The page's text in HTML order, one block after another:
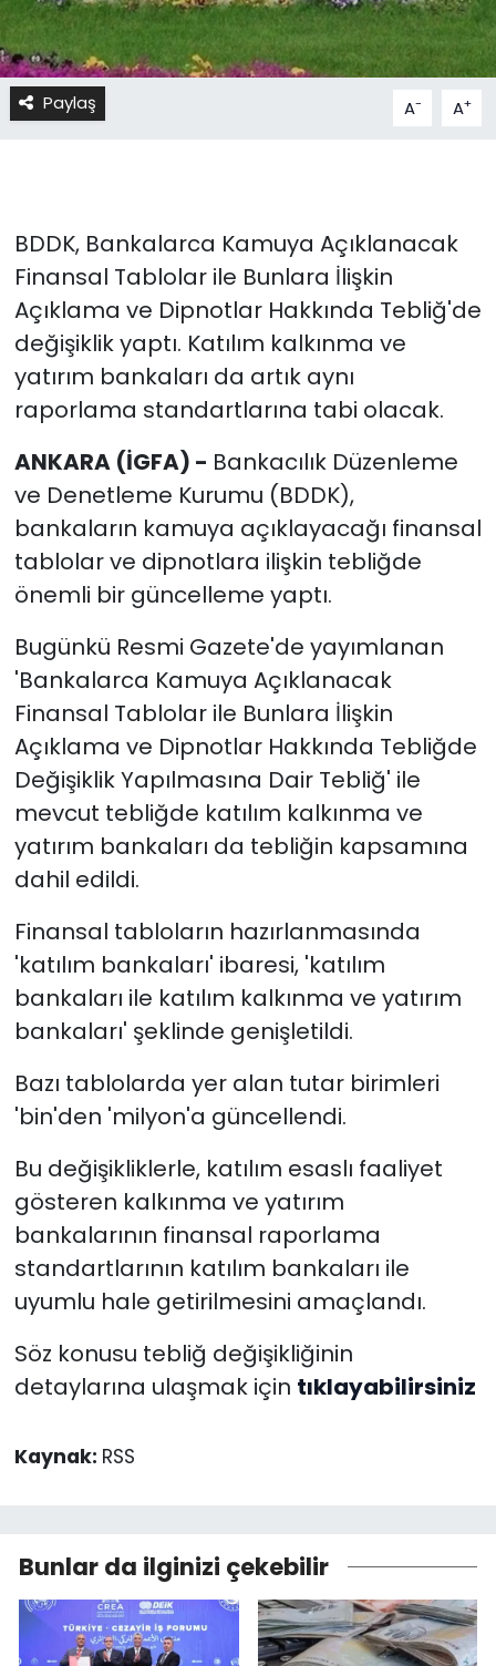
Paylaş A- A+
BDDK, Bankalarca Kamuya Açıklanacak
Finansal Tablolar ile Bunlara İlişkin
Açıklama ve Dipnotlar Hakkında Tebliğ'de
değişiklik yaptı. Katılım kalkınma ve
yatırım bankaları da artık aynı
raporlama standartlarına tabi olacak.
ANKARA (İGFA) - Bankacılık Düzenleme
ve Denetleme Kurumu (BDDK),
bankaların kamuya açıklayacağı finansal
tablolar ve dipnotlara ilişkin tebliğde
önemli bir güncelleme yaptı.
Bugünkü Resmi Gazete'de yayımlanan
'Bankalarca Kamuya Açıklanacak
Finansal Tablolar ile Bunlara İlişkin
Açıklama ve Dipnotlar Hakkında Tebliğde
Değişiklik Yapılmasına Dair Tebliğ' ile
mevcut tebliğde katılım kalkınma ve
yatırım bankaları da tebliğin kapsamına
dahil edildi.
Finansal tabloların hazırlanmasında
'katılım bankaları' ibaresi, 'katılım
bankaları ile katılım kalkınma ve yatırım
bankaları' şeklinde genişletildi.
Bazı tablolarda yer alan tutar birimleri
'bin'den 'milyon'a güncellendi.
Bu değişikliklerle, katılım esaslı faaliyet
gösteren kalkınma ve yatırım
bankalarının finansal raporlama
standartlarının katılım bankaları ile
uyumlu hale getirilmesini amaçlandı.
Söz konusu tebliğ değişikliğinin
detaylarına ulaşmak için tıklayabilirsiniz
Kaynak: RSS
Bunlar da ilginizi çekebilir